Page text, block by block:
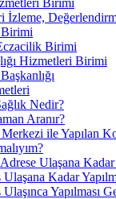
İzleme,
Birimi
Birimi
Hizmetleri Birimi
Nedir?
Aranır?
Merkezi ile Yapılan
Ulaşana Kadar
Kadar
Yapılması